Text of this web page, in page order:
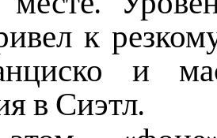
к
и
в Сиэтл.